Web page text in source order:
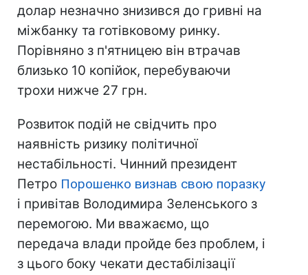
долар незначно знизився до гривні на
міжбанку та готівковому ринку.
Порівняно з п'ятницею він втрачав
близько 10 копійок, перебуваючи
трохи нижче 27 грн.
Розвиток подій не свідчить про
наявність ризику політичної
нестабільності. Чинний президент
Петро Порошенко визнав свою поразку
і привітав Володимира Зеленського з
перемогою. Ми вважаємо, що
передача влади пройде без проблем, і
з цього боку чекати дестабілізації